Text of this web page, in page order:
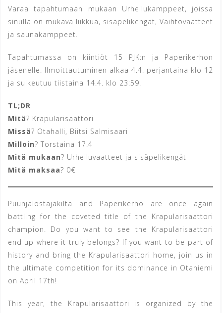
Varaa tapahtumaan mukaan Urheilukamppeet, joissa
sinulla on mukava liikkua, sisäpelikengät, Vaihtovaatteet
ja saunakamppeet.
Tapahtumassa on kiintiöt 15 PJK:n ja Paperikerhon
jäsenelle. Ilmoittautuminen alkaa 4.4. perjantaina klo 12
ja sulkeutuu tiistaina 14.4. klo 23:59!
TL;DR
Mitä? Krapularisaattori
Missä? Otahalli, Biitsi Salmisaari
Milloin? Torstaina 17.4
Mitä mukaan? Urheiluvaatteet ja sisäpelikengät
Mitä maksaa? 0€
Puunjalostajakilta and Paperikerho are once again
battling for the coveted title of the Krapularisaattori
champion. Do you want to see the Krapularisaattori
end up where it truly belongs? If you want to be part of
history and bring the Krapularisaattori home, join us in
the ultimate competition for its dominance in Otaniemi
on April 17th!
This year, the Krapularisaattori is organized by the